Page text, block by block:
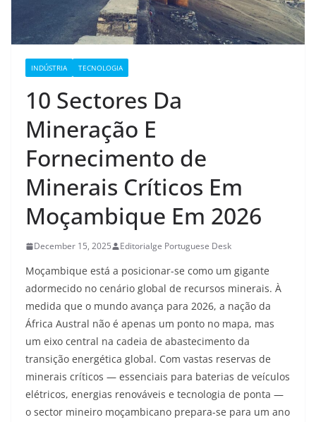
INDÚSTRIA TECNOLOGIA
10 Sectores Da
Mineração E
Fornecimento de
Minerais Críticos Em
Moçambique Em 2026
December 15, 2025 Editorialge Portuguese Desk
Moçambique está a posicionar-se como um gigante
adormecido no cenário global de recursos minerais. À
medida que o mundo avança para 2026, a nação da
África Austral não é apenas um ponto no mapa, mas
um eixo central na cadeia de abastecimento da
transição energética global. Com vastas reservas de
minerais críticos — essenciais para baterias de veículos
elétricos, energias renováveis e tecnologia de ponta —
o sector mineiro moçambicano prepara-se para um ano